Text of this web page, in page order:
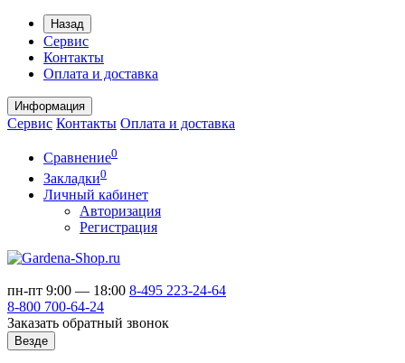
Назад
Сервис
Контакты
Оплата и доставка
Информация
Сервис Контакты Оплата и доставка
Сравнение0
Закладки0
Личный кабинет
Авторизация
Регистрация
пн-пт 9:00 — 18:00 8-495 223-24-64
8-800 700-64-24
Заказать обратный звонок
Везде